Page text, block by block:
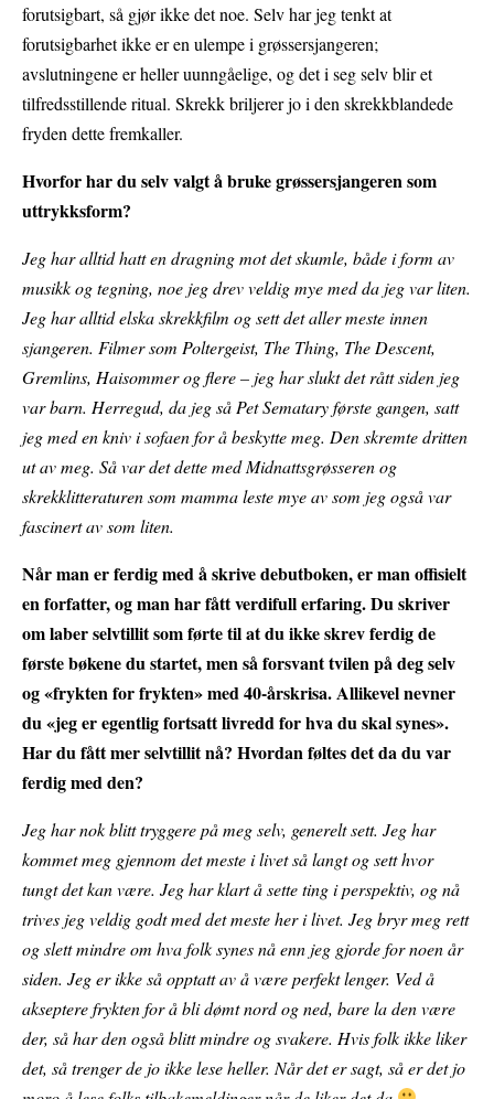
forutsigbart, så gjør ikke det noe. Selv har jeg tenkt at
forutsigbarhet ikke er en ulempe i grøssersjangeren;
avslutningene er heller uunngåelige, og det i seg selv blir et
tilfredsstillende ritual. Skrekk briljerer jo i den skrekkblandede
fryden dette fremkaller.
Hvorfor har du selv valgt å bruke grøssersjangeren som
uttrykksform?
Jeg har alltid hatt en dragning mot det skumle, både i form av
musikk og tegning, noe jeg drev veldig mye med da jeg var liten.
Jeg har alltid elska skrekkfilm og sett det aller meste innen
sjangeren. Filmer som Poltergeist, The Thing, The Descent,
Gremlins, Haisommer og flere – jeg har slukt det rått siden jeg
var barn. Herregud, da jeg så Pet Sematary første gangen, satt
jeg med en kniv i sofaen for å beskytte meg. Den skremte dritten
ut av meg. Så var det dette med Midnattsgrøsseren og
skrekklitteraturen som mamma leste mye av som jeg også var
fascinert av som liten.
Når man er ferdig med å skrive debutboken, er man offisielt
en forfatter, og man har fått verdifull erfaring. Du skriver
om laber selvtillit som førte til at du ikke skrev ferdig de
første bøkene du startet, men så forsvant tvilen på deg selv
og «frykten for frykten» med 40-årskrisa. Allikevel nevner
du «jeg er egentlig fortsatt livredd for hva du skal synes».
Har du fått mer selvtillit nå? Hvordan føltes det da du var
ferdig med den?
Jeg har nok blitt tryggere på meg selv, generelt sett. Jeg har
kommet meg gjennom det meste i livet så langt og sett hvor
tungt det kan være. Jeg har klart å sette ting i perspektiv, og nå
trives jeg veldig godt med det meste her i livet. Jeg bryr meg rett
og slett mindre om hva folk synes nå enn jeg gjorde for noen år
siden. Jeg er ikke så opptatt av å være perfekt lenger. Ved å
akseptere frykten for å bli dømt nord og ned, bare la den være
der, så har den også blitt mindre og svakere. Hvis folk ikke liker
det, så trenger de jo ikke lese heller. Når det er sagt, så er det jo